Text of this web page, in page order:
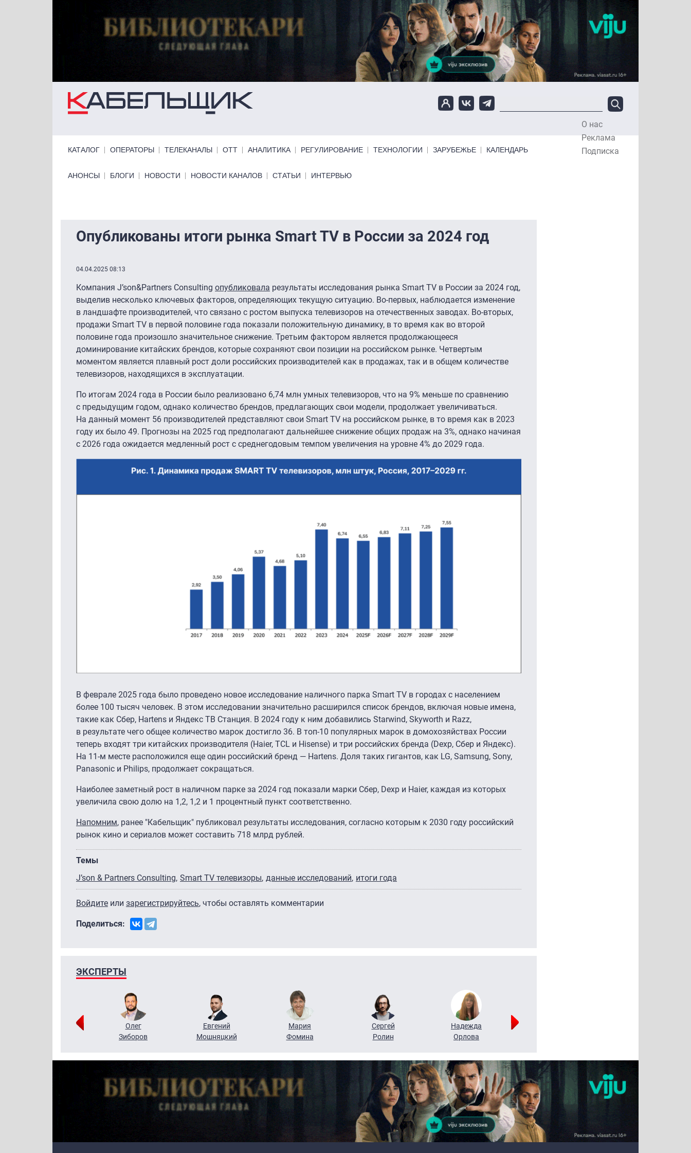
О нас
Реклама
Подписка
КАТАЛОГ ОПЕРАТОРЫ ТЕЛЕКАНАЛЫ ОТТ АНАЛИТИКА РЕГУЛИРОВАНИЕ ТЕХНОЛОГИИ ЗАРУБЕЖЬЕ КАЛЕНДАРЬ
Primary links bottom
АНОНСЫ БЛОГИ НОВОСТИ НОВОСТИ КАНАЛОВ СТАТЬИ ИНТЕРВЬЮ
Опубликованы итоги рынка Smart TV в России за 2024 год
04.04.2025 08:13
Компания J’son&Partners Consulting опубликовала результаты исследования рынка Smart TV в России за 2024 год,
выделив несколько ключевых факторов, определяющих текущую ситуацию. Во-первых, наблюдается изменение
в ландшафте производителей, что связано с ростом выпуска телевизоров на отечественных заводах. Во-вторых,
продажи Smart TV в первой половине года показали положительную динамику, в то время как во второй
половине года произошло значительное снижение. Третьим фактором является продолжающееся
доминирование китайских брендов, которые сохраняют свои позиции на российском рынке. Четвертым
моментом является плавный рост доли российских производителей как в продажах, так и в общем количестве
телевизоров, находящихся в эксплуатации.
По итогам 2024 года в России было реализовано 6,74 млн умных телевизоров, что на 9% меньше по сравнению
с предыдущим годом, однако количество брендов, предлагающих свои модели, продолжает увеличиваться.
На данный момент 56 производителей представляют свои Smart TV на российском рынке, в то время как в 2023
году их было 49. Прогнозы на 2025 год предполагают дальнейшее снижение общих продаж на 3%, однако начиная
с 2026 года ожидается медленный рост с среднегодовым темпом увеличения на уровне 4% до 2029 года.
В феврале 2025 года было проведено новое исследование наличного парка Smart TV в городах с населением
более 100 тысяч человек. В этом исследовании значительно расширился список брендов, включая новые имена,
такие как Сбер, Hartens и Яндекс ТВ Станция. В 2024 году к ним добавились Starwind, Skyworth и Razz,
в результате чего общее количество марок достигло 36. В топ-10 популярных марок в домохозяйствах России
теперь входят три китайских производителя (Haier, TCL и Hisense) и три российских бренда (Dexp, Сбер и Яндекс).
На 11-м месте расположился еще один российский бренд — Hartens. Доля таких гигантов, как LG, Samsung, Sony,
Panasonic и Philips, продолжает сокращаться.
Наиболее заметный рост в наличном парке за 2024 год показали марки Сбер, Dexp и Haier, каждая из которых
увеличила свою долю на 1,2, 1,2 и 1 процентный пункт соответственно.
Напомним, ранее "Кабельщик" публиковал результаты исследования, согласно которым к 2030 году российский
рынок кино и сериалов может составить 718 млрд рублей.
Темы
J’son & Partners Consulting Smart TV телевизоры данные исследований итоги года
Войдите или зарегистрируйтесь, чтобы оставлять комментарии
Поделиться:
ЭКСПЕРТЫ
Олег
Зиборов
Евгений
Мошняцкий
Мария
Фомина
Сергей
Ролин
Надежда
Орлова